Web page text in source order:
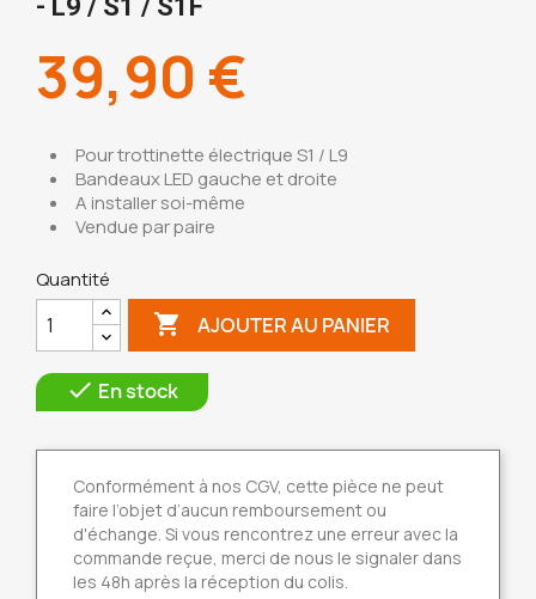
- L9 / S1 / S1F
39,90 €
Pour trottinette électrique S1 / L9
Bandeaux LED gauche et droite
A installer soi-même
Vendue par paire
Quantité
 AJOUTER AU PANIER
 En stock
Conformément à nos CGV, cette pièce ne peut
faire l’objet d’aucun remboursement ou
d'échange. Si vous rencontrez une erreur avec la
commande reçue, merci de nous le signaler dans
les 48h après la réception du colis.